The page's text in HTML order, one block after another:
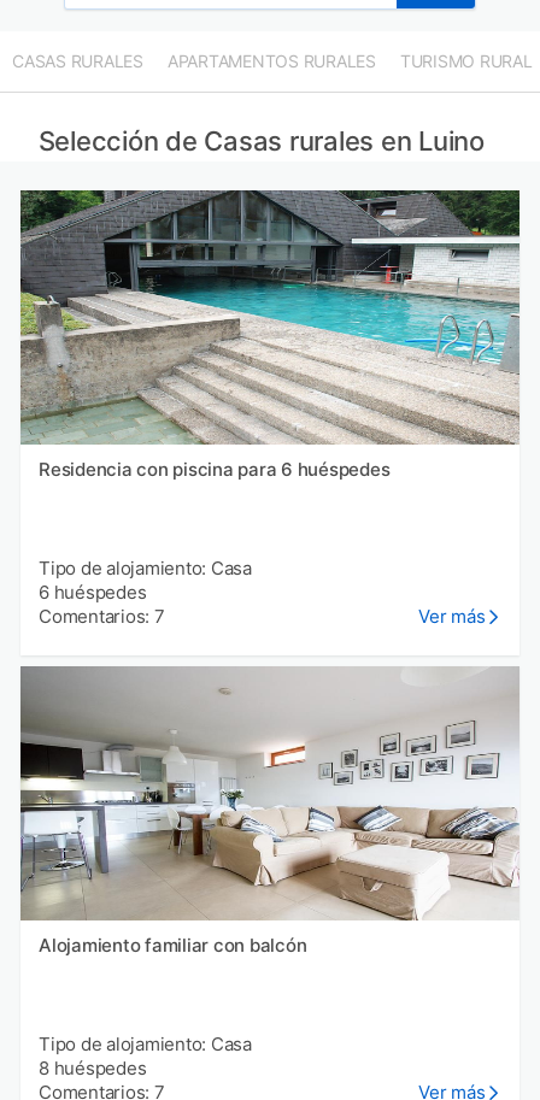
CASAS RURALES APARTAMENTOS RURALES TURISMO RURAL
Selección de Casas rurales en Luino
Residencia con piscina para 6 huéspedes
Tipo de alojamiento: Casa
6 huéspedes
Comentarios: 7
Ver más
Alojamiento familiar con balcón
Tipo de alojamiento: Casa
8 huéspedes
Comentarios: 7
Ver más